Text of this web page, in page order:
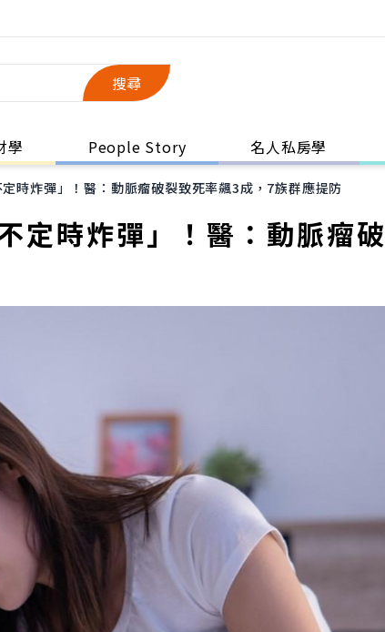
搜尋
學 People Story 名人私房學
時炸彈」！醫：動脈瘤破裂致死率飆3成，7族群應提防
定時炸彈」！醫：動脈瘤